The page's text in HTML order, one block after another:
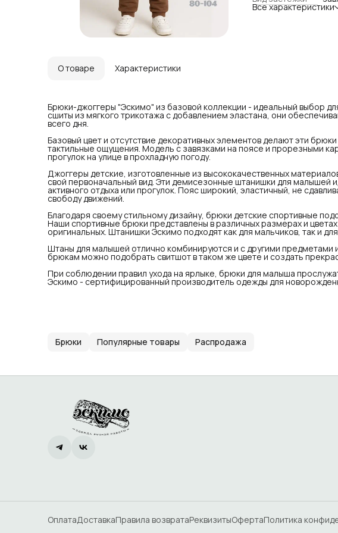
материалов будут
предметами из
можно подобрать
прослужат вам
Эскимо -
Все характеристики
О товаре Характеристики
Брюки-джоггеры "Эскимо" из базовой коллекции - идеальный выбор
сшиты из мягкого трикотажа с добавлением эластана, они
всего дня.
Базовый цвет и отсутствие декоративных элементов делают эти
тактильные ощущения. Модель с завязками на поясе и прорезными
прогулок на улице в прохладную погоду.
Джоггеры детские, изготовленные из высококачественных
свой первоначальный вид. Эти демисезонные штанишки для малышей
активного отдыха или прогулок. Пояс широкий, эластичный, не
свободу движений.
Благодаря своему стильному дизайну, брюки детские спортивные
Наши спортивные брюки представлены в различных размерах и
оригинальных. Штанишки Эскимо подходят как для мальчиков, так и
Штаны для малышей отлично комбинируются и с другими предметами
брюкам можно подобрать свитшот в таком же цвете и создать
При соблюдении правил ухода на ярлыке, брюки для малыша
Эскимо - сертифицированный производитель одежды для
Брюки Популярные товары Распродажа
ОплатаДоставкаПравила возвратаРеквизитыОфертаПолитика